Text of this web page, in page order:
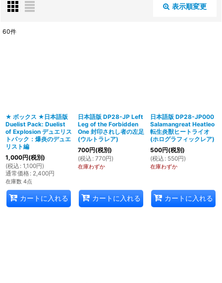
表示順変更
絞り込む
60件
★ ボックス ★日本語版
Duelist Pack: Duelist
of Explosion デュエリス
トパック：爆炎のデュエ
リスト編
1,000円(税別)
(税込 : 1,100円)
通常価格: 2,400円
在庫数 4点
カートに入れる
日本語版 DP28-JP Left
Leg of the Forbidden
One 封印されし者の左足
(ウルトラレア)
700円(税別)
(税込 : 770円)
在庫わずか
カートに入れる
日本語版 DP28-JP000
Salamangreat Heatleo
転生炎獣ヒートライオ
(ホログラフィックレア)
500円(税別)
(税込 : 550円)
在庫わずか
カートに入れる